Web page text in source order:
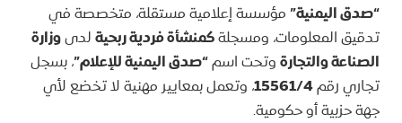
“صدق اليمنية”مؤسسة إعلامية مستقلة، متخصصة في
تدقيق المعلومات، ومسجلةكمنشأة فردية ربحيةلدىوزارة
الصناعة والتجارةوتحت اسم“صدق اليمنية للإعلام”، بسجل
تجاري رقم15561/4، وتعمل بمعايير مهنية لا تخضع لأي
جهة حزبية أو حكومية.